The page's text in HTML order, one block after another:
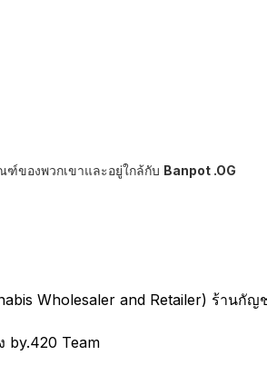
ฑ์ของพวกเขาและอยู่ใกล้กับ Banpot .OG
Wholesaler and Retailer) ร้านกัญ
by.420 Team